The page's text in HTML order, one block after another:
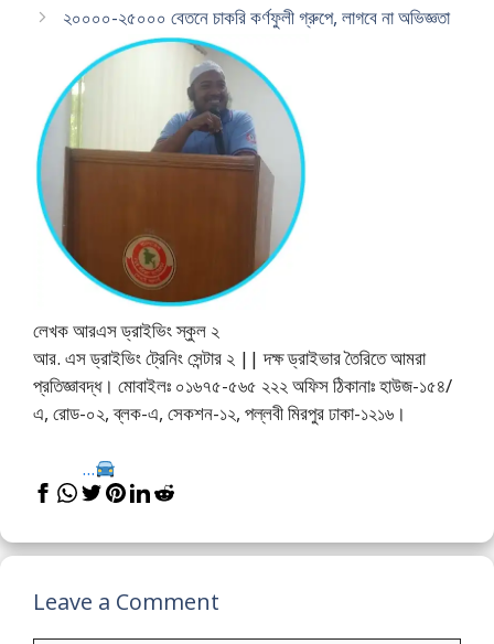
২০০০০-২৫০০০ বেতনে চাকরি কর্ণফুলী গ্রুপে, লাগবে না অভিজ্ঞতা
লেখক আরএস ড্রাইভিং স্কুল ২
আর. এস ড্রাইভিং ট্রেনিং সেন্টার ২ || দক্ষ ড্রাইভার তৈরিতে আমরা
প্রতিজ্ঞাবদ্ধ। মোবাইলঃ ০১৬৭৫-৫৬৫ ২২২ অফিস ঠিকানাঃ হাউজ-১৫৪/
এ, রোড-০২, ব্লক-এ, সেকশন-১২, পল্লবী মিরপুর ঢাকা-১২১৬।
...
Leave a Comment